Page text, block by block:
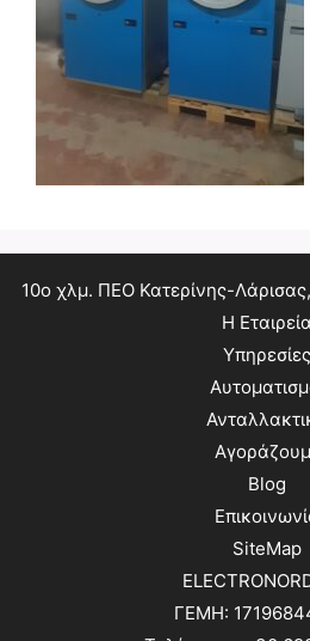
10ο χλμ. ΠΕΟ Κατερίνης-
Η Εταιρεία
Υπηρεσίες
Blog
SiteMap
ΓΕΜΗ: